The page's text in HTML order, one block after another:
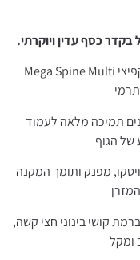
כסף עדין ויוקרתי.
מזרן למיטה וחצי ויסקו אורטופדי משולב קפיצי Mega Spine Multi
תמיכה מלאה לעמוד
של הגוף
מפנק ותומך המקנה
קושי בינוני חצי קשה,
ומקל